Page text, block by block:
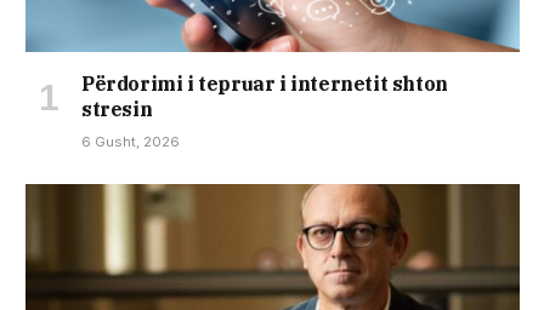
Përdorimi i tepruar i internetit shton
stresin
6 Gusht, 2026